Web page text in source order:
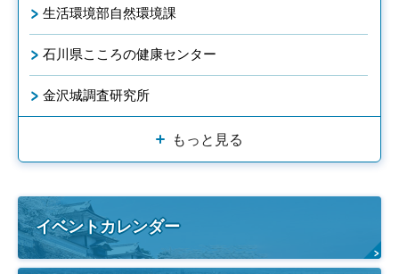
生活環境部自然環境課
石川県こころの健康センター
金沢城調査研究所
もっと見る
イベントカレンダー